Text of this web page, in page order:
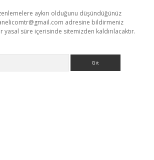
aykırı olduğunu düşündüğünüz
adresine bildirmeniz
yasal süre içerisinde sitemizden kaldırılacaktır.